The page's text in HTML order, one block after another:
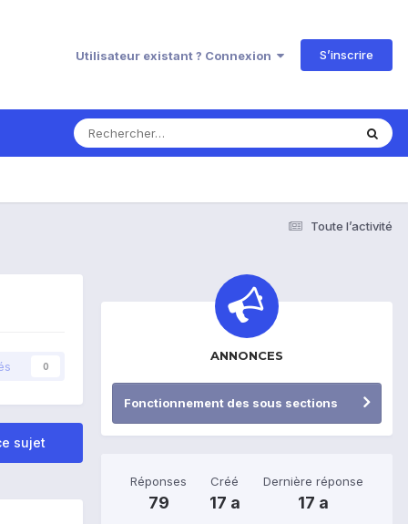
Utilisateur existant ? Connexion S’inscrire
Toute l’activité
0
sujet
ANNONCES
Fonctionnement des sous sections
Réponses
79
Créé
17 a
Dernière réponse
17 a